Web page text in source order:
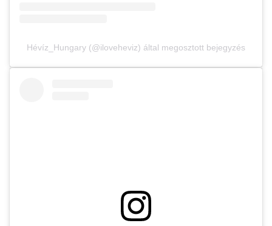
Hévíz_Hungary (@iloveheviz) által megosztott bejegyzés